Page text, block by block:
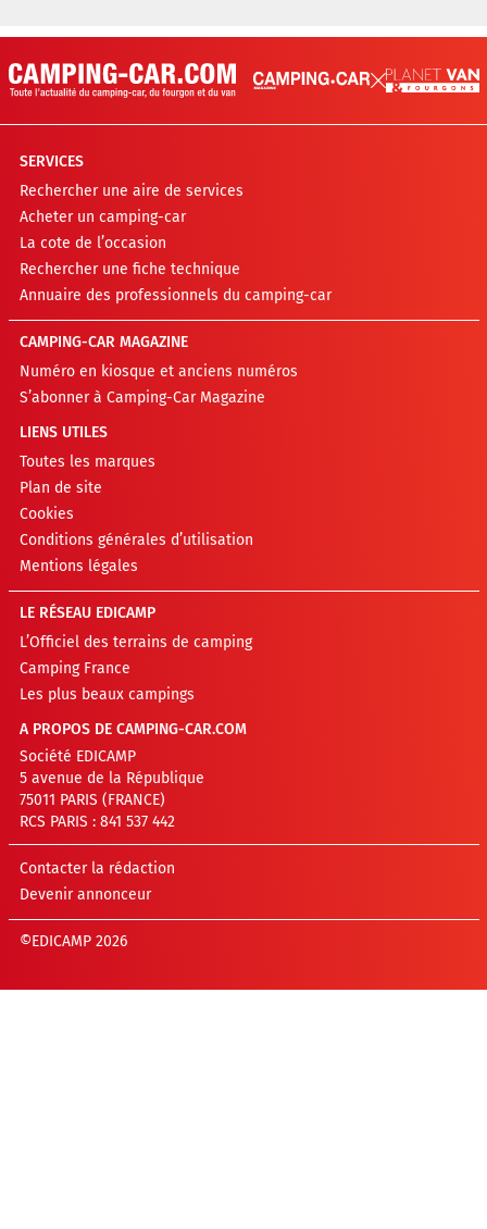
SERVICES
Rechercher une aire de services
Acheter un camping-car
La cote de l’occasion
Rechercher une fiche technique
Annuaire des professionnels du camping-car
CAMPING-CAR MAGAZINE
Numéro en kiosque et anciens numéros
S’abonner à Camping-Car Magazine
LIENS UTILES
Toutes les marques
Plan de site
Cookies
Conditions générales d’utilisation
Mentions légales
LE RÉSEAU EDICAMP
L’Officiel des terrains de camping
Camping France
Les plus beaux campings
A PROPOS DE CAMPING-CAR.COM
Société EDICAMP
5 avenue de la République
75011 PARIS (FRANCE)
RCS PARIS : 841 537 442
Contacter la rédaction
Devenir annonceur
©EDICAMP 2026